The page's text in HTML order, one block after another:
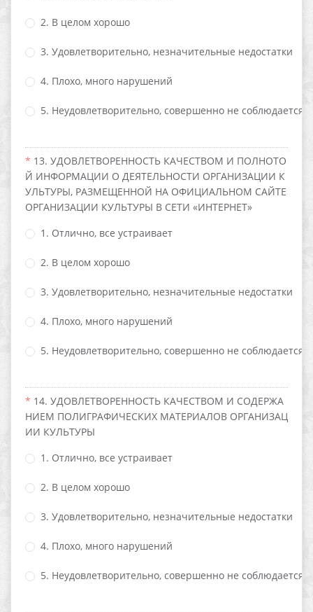
2. В целом хорошо
3. Удовлетворительно, незначительные недостатки
4. Плохо, много нарушений
5. Неудовлетворительно, совершенно не соблюдается
13. УДОВЛЕТВОРЕННОСТЬ КАЧЕСТВОМ И ПОЛНОТО
Й ИНФОРМАЦИИ О ДЕЯТЕЛЬНОСТИ ОРГАНИЗАЦИИ К
УЛЬТУРЫ, РАЗМЕЩЕННОЙ НА ОФИЦИАЛЬНОМ САЙТЕ
ОРГАНИЗАЦИИ КУЛЬТУРЫ В СЕТИ «ИНТЕРНЕТ»
1. Отлично, все устраивает
2. В целом хорошо
3. Удовлетворительно, незначительные недостатки
4. Плохо, много нарушений
5. Неудовлетворительно, совершенно не соблюдается
14. УДОВЛЕТВОРЕННОСТЬ КАЧЕСТВОМ И СОДЕРЖА
НИЕМ ПОЛИГРАФИЧЕСКИХ МАТЕРИАЛОВ ОРГАНИЗАЦ
ИИ КУЛЬТУРЫ
1. Отлично, все устраивает
2. В целом хорошо
3. Удовлетворительно, незначительные недостатки
4. Плохо, много нарушений
5. Неудовлетворительно, совершенно не соблюдается